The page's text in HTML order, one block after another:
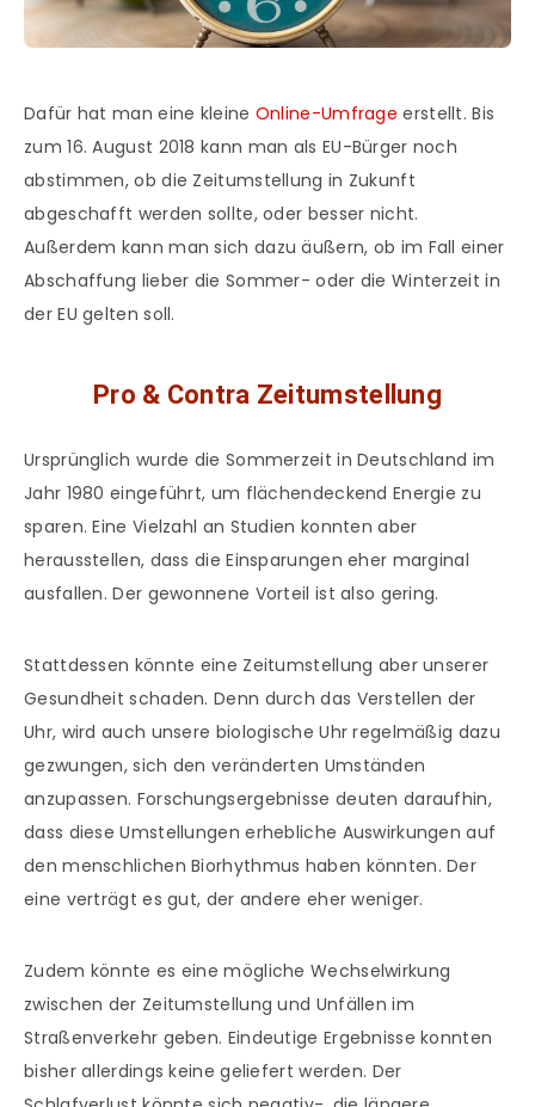
Dafür hat man eine kleine Online-Umfrage erstellt. Bis
zum 16. August 2018 kann man als EU-Bürger noch
abstimmen, ob die Zeitumstellung in Zukunft
abgeschafft werden sollte, oder besser nicht.
Außerdem kann man sich dazu äußern, ob im Fall einer
Abschaffung lieber die Sommer- oder die Winterzeit in
der EU gelten soll.
Pro & Contra Zeitumstellung
Ursprünglich wurde die Sommerzeit in Deutschland im
Jahr 1980 eingeführt, um flächendeckend Energie zu
sparen. Eine Vielzahl an Studien konnten aber
herausstellen, dass die Einsparungen eher marginal
ausfallen. Der gewonnene Vorteil ist also gering.
Stattdessen könnte eine Zeitumstellung aber unserer
Gesundheit schaden. Denn durch das Verstellen der
Uhr, wird auch unsere biologische Uhr regelmäßig dazu
gezwungen, sich den veränderten Umständen
anzupassen. Forschungsergebnisse deuten daraufhin,
dass diese Umstellungen erhebliche Auswirkungen auf
den menschlichen Biorhythmus haben könnten. Der
eine verträgt es gut, der andere eher weniger.
Zudem könnte es eine mögliche Wechselwirkung
zwischen der Zeitumstellung und Unfällen im
Straßenverkehr geben. Eindeutige Ergebnisse konnten
bisher allerdings keine geliefert werden. Der